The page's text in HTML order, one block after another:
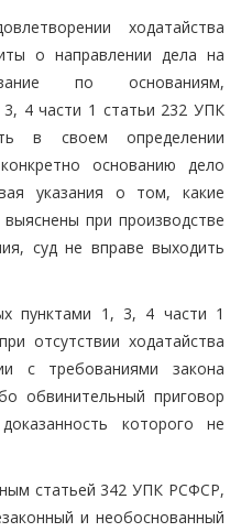
ходатайства
о направлении дела на
по основаниям,
4 части 1 статьи 232 УПК
в своем определении
основанию дело
указания о том, какие
при производстве
суд не вправе выходить
пунктами 1, 3, 4 части 1
отсутствии ходатайства
с требованиями закона
обвинительный приговор
которого не
статьей 342 УПК РСФСР,
и необоснованный